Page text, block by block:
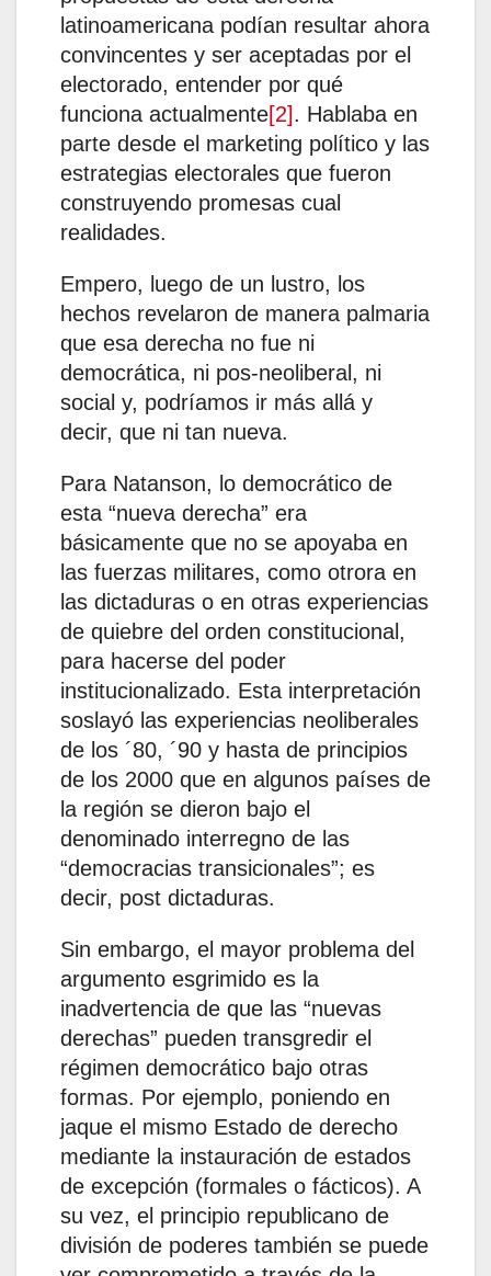
latinoamericana podían resultar ahora
convincentes y ser aceptadas por el
electorado, entender por qué
funciona actualmente[2]. Hablaba en
parte desde el marketing político y las
estrategias electorales que fueron
construyendo promesas cual
realidades.
Empero, luego de un lustro, los
hechos revelaron de manera palmaria
que esa derecha no fue ni
democrática, ni pos-neoliberal, ni
social y, podríamos ir más allá y
decir, que ni tan nueva.
Para Natanson, lo democrático de
esta “nueva derecha” era
básicamente que no se apoyaba en
las fuerzas militares, como otrora en
las dictaduras o en otras experiencias
de quiebre del orden constitucional,
para hacerse del poder
institucionalizado. Esta interpretación
soslayó las experiencias neoliberales
de los ´80, ´90 y hasta de principios
de los 2000 que en algunos países de
la región se dieron bajo el
denominado interregno de las
“democracias transicionales”; es
decir, post dictaduras.
Sin embargo, el mayor problema del
argumento esgrimido es la
inadvertencia de que las “nuevas
derechas” pueden transgredir el
régimen democrático bajo otras
formas. Por ejemplo, poniendo en
jaque el mismo Estado de derecho
mediante la instauración de estados
de excepción (formales o fácticos). A
su vez, el principio republicano de
división de poderes también se puede